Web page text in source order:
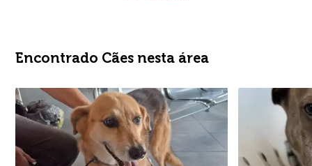
Encontrado Cães nesta área